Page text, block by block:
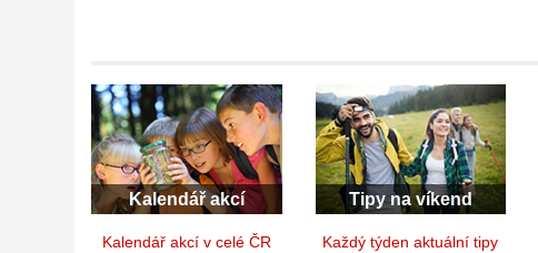
Kalendář akcí
Kalendář akcí v celé ČR
Tipy na víkend
Každý týden aktuální tipy